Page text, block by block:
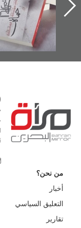
وأحداث ساحة
الفداء لمركز أوال
للدراسات والتوثيق
من نحن؟
أخبار
التعليق السياسي
تقارير